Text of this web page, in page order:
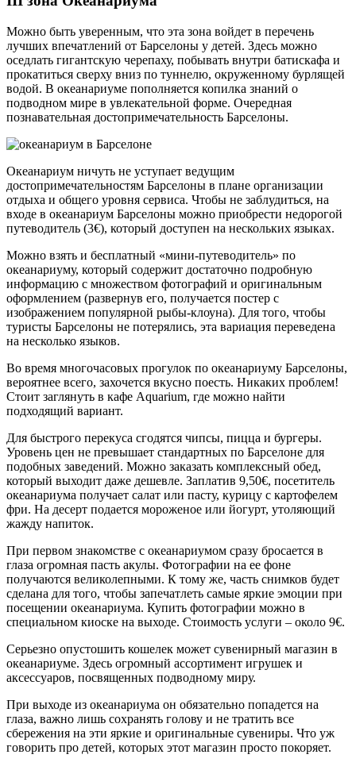
Можно быть уверенным, что эта зона войдет в перечень
лучших впечатлений от Барселоны у детей. Здесь можно
оседлать гигантскую черепаху, побывать внутри батискафа и
прокатиться сверху вниз по туннелю, окруженному бурлящей
водой. В океанариуме пополняется копилка знаний о
подводном мире в увлекательной форме. Очередная
познавательная достопримечательность Барселоны.
Океанариум ничуть не уступает ведущим
достопримечательностям Барселоны в плане организации
отдыха и общего уровня сервиса. Чтобы не заблудиться, на
входе в океанариум Барселоны можно приобрести недорогой
путеводитель (3€), который доступен на нескольких языках.
Можно взять и бесплатный «мини-путеводитель» по
океанариуму, который содержит достаточно подробную
информацию с множеством фотографий и оригинальным
оформлением (развернув его, получается постер с
изображением популярной рыбы-клоуна). Для того, чтобы
туристы Барселоны не потерялись, эта вариация переведена
на несколько языков.
Во время многочасовых прогулок по океанариуму Барселоны,
вероятнее всего, захочется вкусно поесть. Никаких проблем!
Стоит заглянуть в кафе Aquarium, где можно найти
подходящий вариант.
Для быстрого перекуса сгодятся чипсы, пицца и бургеры.
Уровень цен не превышает стандартных по Барселоне для
подобных заведений. Можно заказать комплексный обед,
который выходит даже дешевле. Заплатив 9,50€, посетитель
океанариума получает салат или пасту, курицу с картофелем
фри. На десерт подается мороженое или йогурт, утоляющий
жажду напиток.
При первом знакомстве с океанариумом сразу бросается в
глаза огромная пасть акулы. Фотографии на ее фоне
получаются великолепными. К тому же, часть снимков будет
сделана для того, чтобы запечатлеть самые яркие эмоции при
посещении океанариума. Купить фотографии можно в
специальном киоске на выходе. Стоимость услуги – около 9€.
Серьезно опустошить кошелек может сувенирный магазин в
океанариуме. Здесь огромный ассортимент игрушек и
аксессуаров, посвященных подводному миру.
При выходе из океанариума он обязательно попадется на
глаза, важно лишь сохранять голову и не тратить все
сбережения на эти яркие и оригинальные сувениры. Что уж
говорить про детей, которых этот магазин просто покоряет.